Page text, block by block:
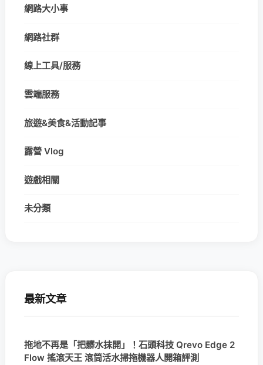
網路大小事
網路社群
線上工具/服務
雲端服務
旅遊&美食&活動記事
露營 Vlog
遊戲相關
未分類
最新文章
拖地不再是「把髒水抹開」！石頭科技 Qrevo Edge 2
Flow 搖滾天王 滾筒活水掃拖機器人開箱評測